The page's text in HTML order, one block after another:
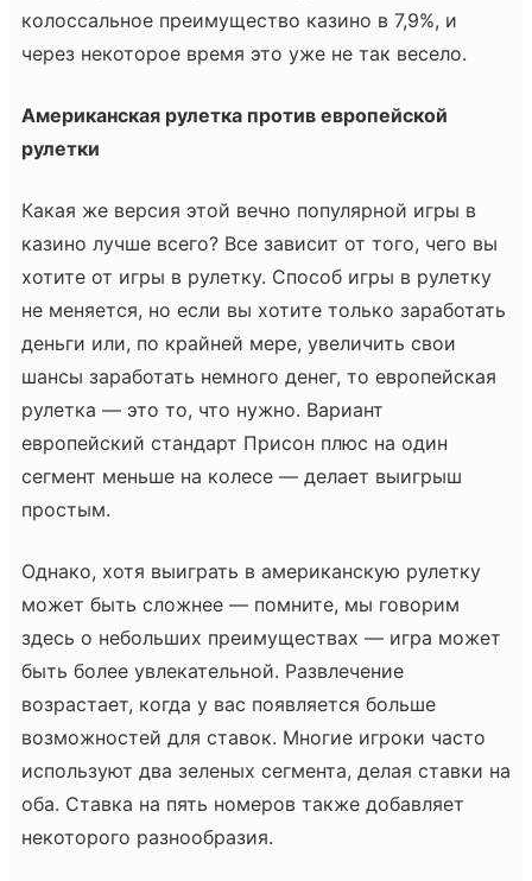
колоссальное преимущество казино в 7,9%, и
через некоторое время это уже не так весело.
Американская рулетка против европейской
рулетки
Какая же версия этой вечно популярной игры в
казино лучше всего? Все зависит от того, чего вы
хотите от игры в рулетку. Способ игры в рулетку
не меняется, но если вы хотите только заработать
деньги или, по крайней мере, увеличить свои
шансы заработать немного денег, то европейская
рулетка — это то, что нужно. Вариант
европейский стандарт Присон плюс на один
сегмент меньше на колесе — делает выигрыш
простым.
Однако, хотя выиграть в американскую рулетку
может быть сложнее — помните, мы говорим
здесь о небольших преимуществах — игра может
быть более увлекательной. Развлечение
возрастает, когда у вас появляется больше
возможностей для ставок. Многие игроки часто
используют два зеленых сегмента, делая ставки на
оба. Ставка на пять номеров также добавляет
некоторого разнообразия.